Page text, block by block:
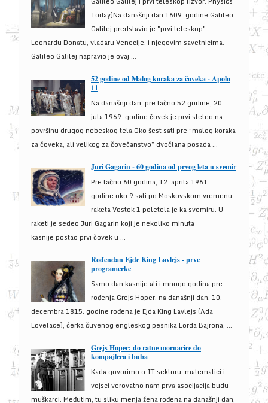
Today)Na današnji dan 1609. godine Galileo
Galilej predstavio je "prvi teleskop"
Leonardu Donatu, vladaru Venecije, i njegovim savetnicima.
Galileo Galilej napravio je ovaj ...
52 godine od Malog koraka za čoveka - Apolo
11
Na današnji dan, pre tačno 52 godine, 20.
jula 1969. godine čovek je prvi sleteo na
površinu drugog nebeskog tela.Oko šest sati pre “malog koraka
za čoveka, ali velikog za čovečanstvo” dvočlana posada ...
Juri Gagarin - 60 godina od prvog leta u svemir
Pre tačno 60 godina, 12. aprila 1961.
godine oko 9 sati po Moskovskom vremenu,
raketa Vostok 1 poletela je ka svemiru. U
raketi je sedeo Juri Gagarin koji je nekoliko minuta
kasnije postao prvi čovek u ...
Rođendan Ejde King Lavlejs - prve
programerke
Samo dan kasnije ali i mnogo godina pre
rođenja Grejs Hoper, na današnji dan, 10.
decembra 1815. godine rođena je Ejda King Lavlejs (Ada
Lovelace), ćerka čuvenog engleskog pesnika Lorda Bajrona, ...
Grejs Hoper: do ratne mornarice do
kompajlera i buba
Kada govorimo o IT sektoru, matematici i
vojsci verovatno nam prva asocijacija budu
muškarci. Međutim, tu sliku menja žena rođena na današnji dan,